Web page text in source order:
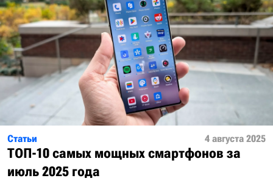
Статьи 4 августа 2025
ТОП-10 самых мощных смартфонов за
июль 2025 года